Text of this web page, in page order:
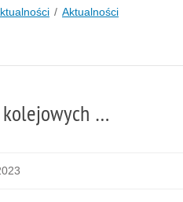
Aktualności
kolejowych …